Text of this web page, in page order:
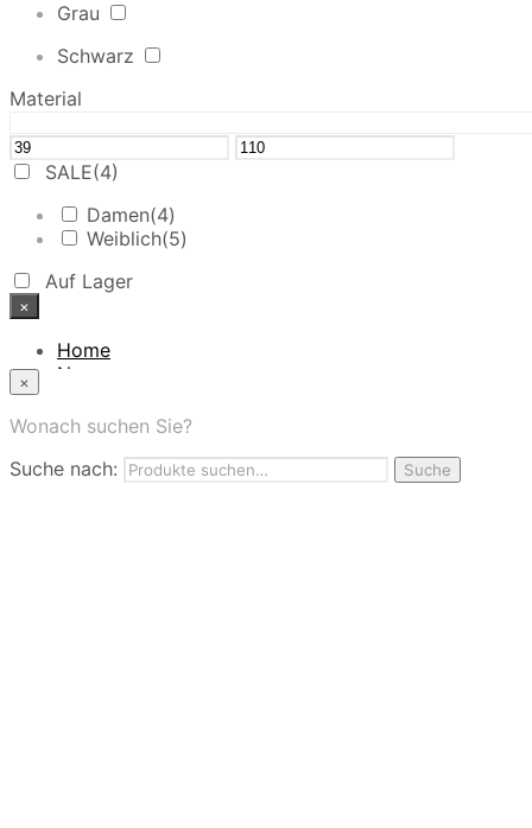
Grau
Schwarz
Material
SALE(4)
Damen(4)
Weiblich(5)
Auf Lager
×
Home
News
App
Nutzungbedingungen
×
Wonach suchen Sie?
Suche nach:
Suche